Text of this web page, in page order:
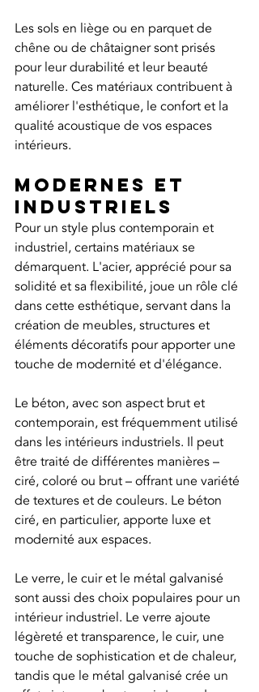
Les sols en liège ou en parquet de
chêne ou de châtaigner sont prisés
pour leur durabilité et leur beauté
naturelle. Ces matériaux contribuent à
améliorer l'esthétique, le confort et la
qualité acoustique de vos espaces
intérieurs.
Modernes et
industriels
Pour un style plus contemporain et
industriel, certains matériaux se
démarquent. L'acier, apprécié pour sa
solidité et sa flexibilité, joue un rôle clé
dans cette esthétique, servant dans la
création de meubles, structures et
éléments décoratifs pour apporter une
touche de modernité et d'élégance.
Le béton, avec son aspect brut et
contemporain, est fréquemment utilisé
dans les intérieurs industriels. Il peut
être traité de différentes manières –
ciré, coloré ou brut – offrant une variété
de textures et de couleurs. Le béton
ciré, en particulier, apporte luxe et
modernité aux espaces.
Le verre, le cuir et le métal galvanisé
sont aussi des choix populaires pour un
intérieur industriel. Le verre ajoute
légèreté et transparence, le cuir, une
touche de sophistication et de chaleur,
tandis que le métal galvanisé crée un